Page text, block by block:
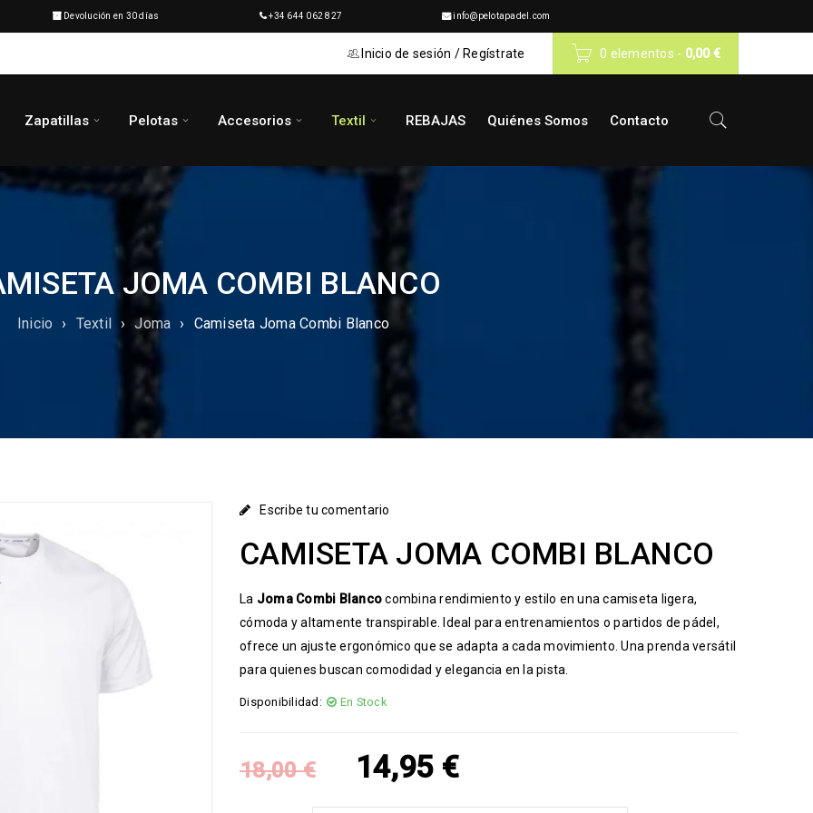
Devolución en 30 días +34 644 062 827 info@pelotapadel.com
0 elementos - 0,00€
Inicio de sesión / Regístrate
Zapatillas Pelotas Accesorios Textil REBAJAS Quiénes Somos Contacto
JOMA COMBI BLANCO
Inicio › Textil › Joma › Camiseta Joma Combi Blanco
Escribe tu comentario
CAMISETA JOMA COMBI BLANCO
La Joma Combi Blancocombina rendimiento y estilo en una camiseta ligera,
cómoda y altamente transpirable. Ideal para entrenamientos o partidos de pádel,
ofrece un ajuste ergonómico que se adapta a cada movimiento. Una prenda versátil
para quienes buscan comodidad y elegancia en la pista.
Disponibilidad: En Stock
18,00€ 14,95 €